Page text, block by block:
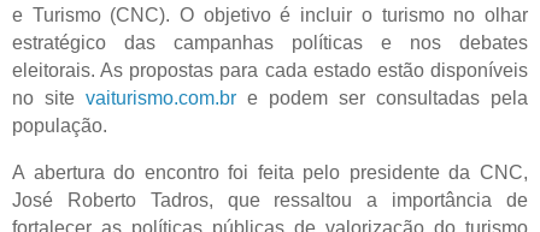
e Turismo (CNC). O objetivo é incluir o turismo no olhar
estratégico das campanhas políticas e nos debates
eleitorais. As propostas para cada estado estão disponíveis
no site vaiturismo.com.br e podem ser consultadas pela
população.
A abertura do encontro foi feita pelo presidente da CNC,
José Roberto Tadros, que ressaltou a importância de